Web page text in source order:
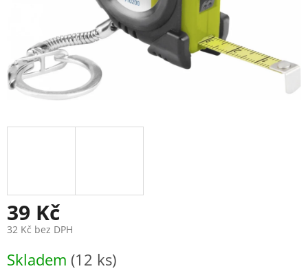
39 Kč
32 Kč bez DPH
cena:
Skladem (12 ks)